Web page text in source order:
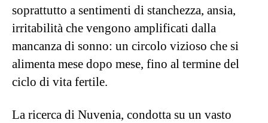
soprattutto a sentimenti di stanchezza, ansia,
irritabilità che vengono amplificati dalla
mancanza di sonno: un circolo vizioso che si
alimenta mese dopo mese, fino al termine del
ciclo di vita fertile.
La ricerca di Nuvenia, condotta su un vasto